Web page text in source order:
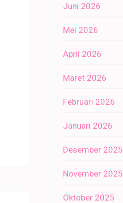
Juni 2026
Mei 2026
April 2026
Maret 2026
Februari 2026
Januari 2026
Desember 2025
November 2025
Oktober 2025